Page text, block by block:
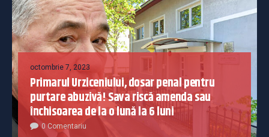
octombrie 7, 2023
Primarul Urziceniului, dosar penal pentru
purtare abuzivă! Sava riscă amenda sau
închisoarea de la o lună la 6 luni
0 Comentariu